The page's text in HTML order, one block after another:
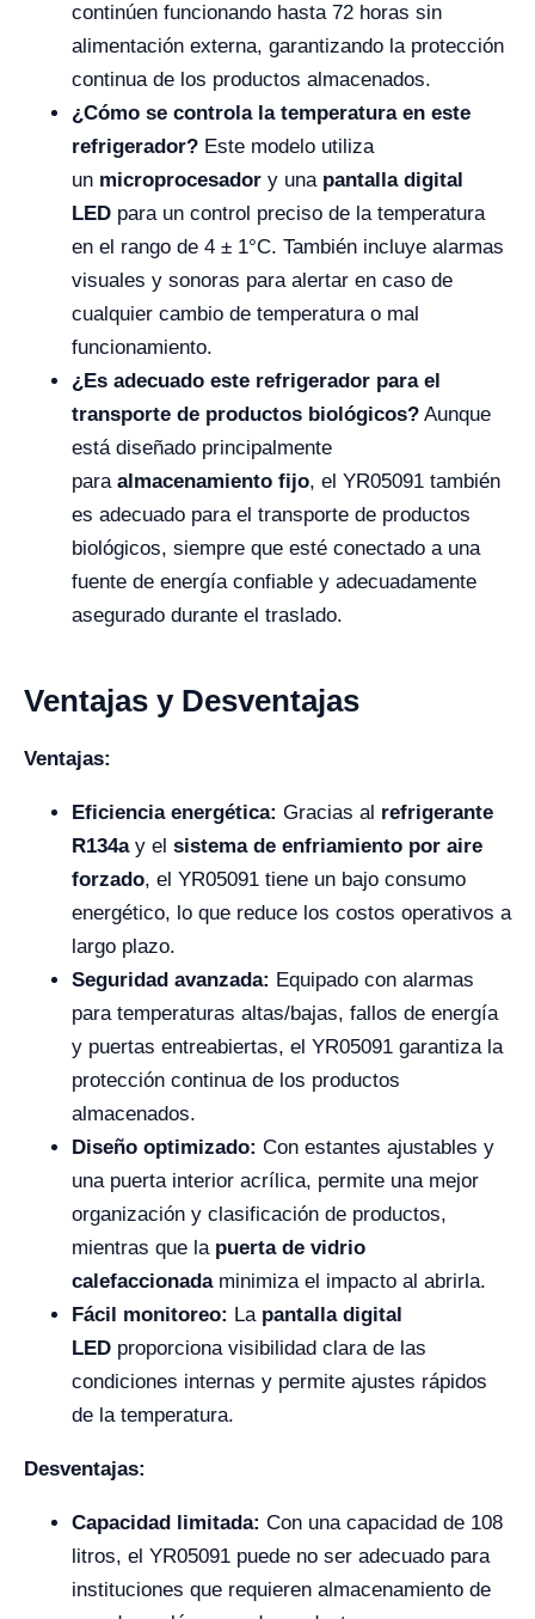
continúen funcionando hasta 72 horas sin
alimentación externa, garantizando la protección
continua de los productos almacenados.
¿Cómo se controla la temperatura en este
refrigerador? Este modelo utiliza
un microprocesador y una pantalla digital
LED para un control preciso de la temperatura
en el rango de 4 ± 1°C. También incluye alarmas
visuales y sonoras para alertar en caso de
cualquier cambio de temperatura o mal
funcionamiento.
¿Es adecuado este refrigerador para el
transporte de productos biológicos? Aunque
está diseñado principalmente
para almacenamiento fijo, el YR05091 también
es adecuado para el transporte de productos
biológicos, siempre que esté conectado a una
fuente de energía confiable y adecuadamente
asegurado durante el traslado.
Ventajas y Desventajas
Ventajas:
Eficiencia energética: Gracias al refrigerante
R134ay el sistema de enfriamiento por aire
forzado, el YR05091 tiene un bajo consumo
energético, lo que reduce los costos operativos a
largo plazo.
Seguridad avanzada: Equipado con alarmas
para temperaturas altas/bajas, fallos de energía
y puertas entreabiertas, el YR05091 garantiza la
protección continua de los productos
almacenados.
Diseño optimizado: Con estantes ajustables y
una puerta interior acrílica, permite una mejor
organización y clasificación de productos,
mientras que la puerta de vidrio
calefaccionadaminimiza el impacto al abrirla.
Fácil monitoreo: La pantalla digital
LED proporciona visibilidad clara de las
condiciones internas y permite ajustes rápidos
de la temperatura.
Desventajas:
Capacidad limitada: Con una capacidad de 108
litros, el YR05091 puede no ser adecuado para
instituciones que requieren almacenamiento de